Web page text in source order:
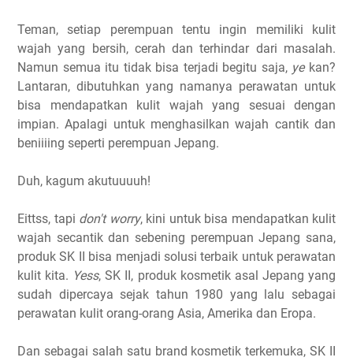
Teman, setiap perempuan tentu ingin memiliki kulit
wajah yang bersih, cerah dan terhindar dari masalah.
Namun semua itu tidak bisa terjadi begitu saja, yekan?
Lantaran, dibutuhkan yang namanya perawatan untuk
bisa mendapatkan kulit wajah yang sesuai dengan
impian. Apalagi untuk menghasilkan wajah cantik dan
beniiiing seperti perempuan Jepang.
Duh, kagum akutuuuuh!
Eittss, tapi don't worry, kini untuk bisa mendapatkan kulit
wajah secantik dan sebening perempuan Jepang sana,
produk SK II bisa menjadi solusi terbaik untuk perawatan
kulit kita. Yess, SK II, produk kosmetik asal Jepang yang
sudah dipercaya sejak tahun 1980 yang lalu sebagai
perawatan kulit orang-orang Asia, Amerika dan Eropa.
Dan sebagai salah satu brand kosmetik terkemuka, SK II